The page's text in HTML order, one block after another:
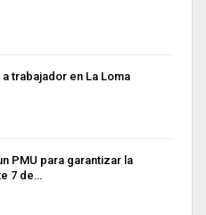
trabajador en La Loma
PMU para garantizar la
7 de…